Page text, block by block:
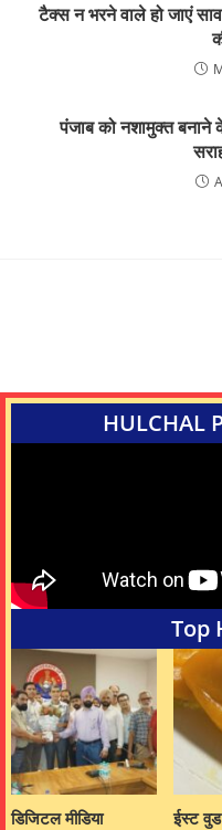
टैक्स न भरने वाले हो जाएं
पंजाब को नशामुक्त
HULCHAL
Top
डिजिटल मीडिया
ईस्ट